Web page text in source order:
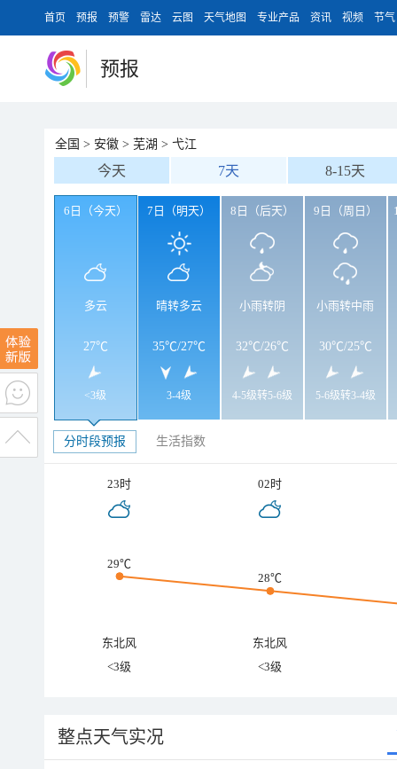
首页 预报 预警 雷达 云图 天气地图 专业产品 资讯 视频 节气
预报
全国 > 安徽 > 芜湖 > 弋江
今天 7天 8-15天
6日（今天）
多云
27℃
<3级
7日（明天）
晴转多云
35℃/27℃
3-4级
8日（后天）
小雨转阴
32℃/26℃
4-5级转5-6级
9日（周日）
小雨转中雨
30℃/25℃
5-6级转3-4级
分时段预报 生活指数
23时 02时
29℃
28℃
东北风
东北风
<3级
<3级
整点天气实况